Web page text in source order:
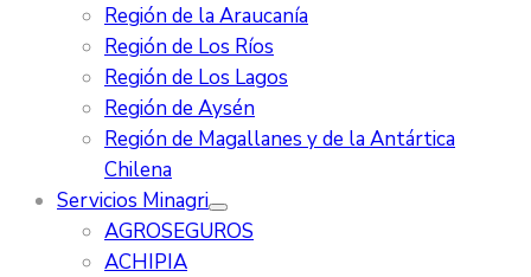
Región de la Araucanía
Región de Los Ríos
Región de Los Lagos
Región de Aysén
Región de Magallanes y de la Antártica
Chilena
Servicios Minagri
AGROSEGUROS
ACHIPIA